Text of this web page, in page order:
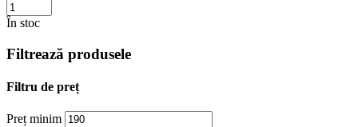
În stoc
Filtrează produsele
Filtru de preț
Preț minim